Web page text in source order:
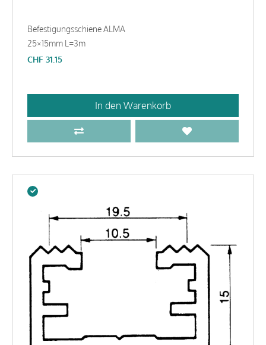
Befestigungsschiene ALMA
25×15mm L=3m
CHF 31.15
In den Warenkorb